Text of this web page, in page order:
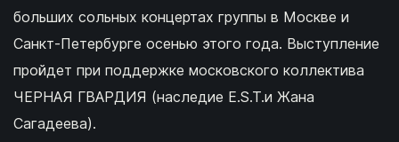
больших сольных концертах группы в Москве и
Санкт-Петербурге осенью этого года. Выступление
пройдет при поддержке московского коллектива
ЧЕРНАЯ ГВАРДИЯ (наследие E.S.T.и Жана
Сагадеева).